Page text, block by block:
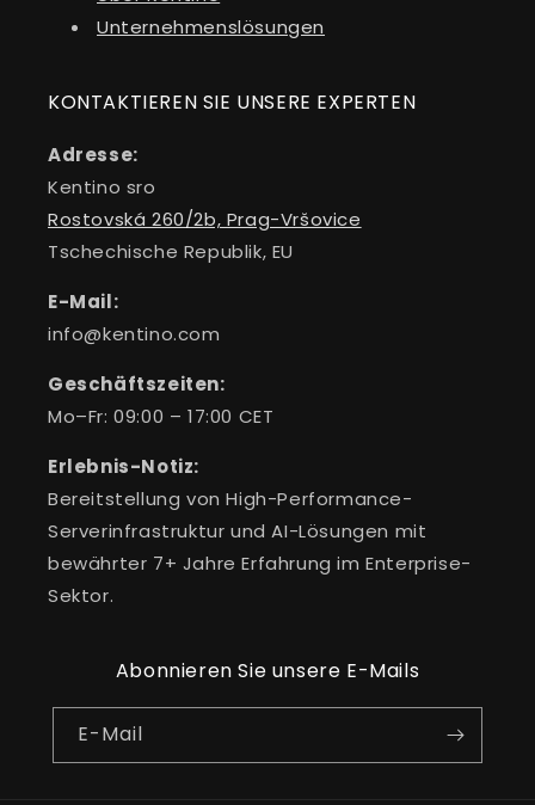
Unternehmenslösungen
KONTAKTIEREN SIE UNSERE EXPERTEN
Adresse:
Kentino sro
Rostovská 260/2b, Prag-Vršovice
Tschechische Republik, EU
E-Mail:
info@kentino.com
Geschäftszeiten:
Mo–Fr: 09:00 – 17:00 CET
Erlebnis-Notiz:
Bereitstellung von High-Performance-
Serverinfrastruktur und AI-Lösungen mit
bewährter 7+ Jahre Erfahrung im Enterprise-
Sektor.
Abonnieren Sie unsere E-Mails
E-Mail